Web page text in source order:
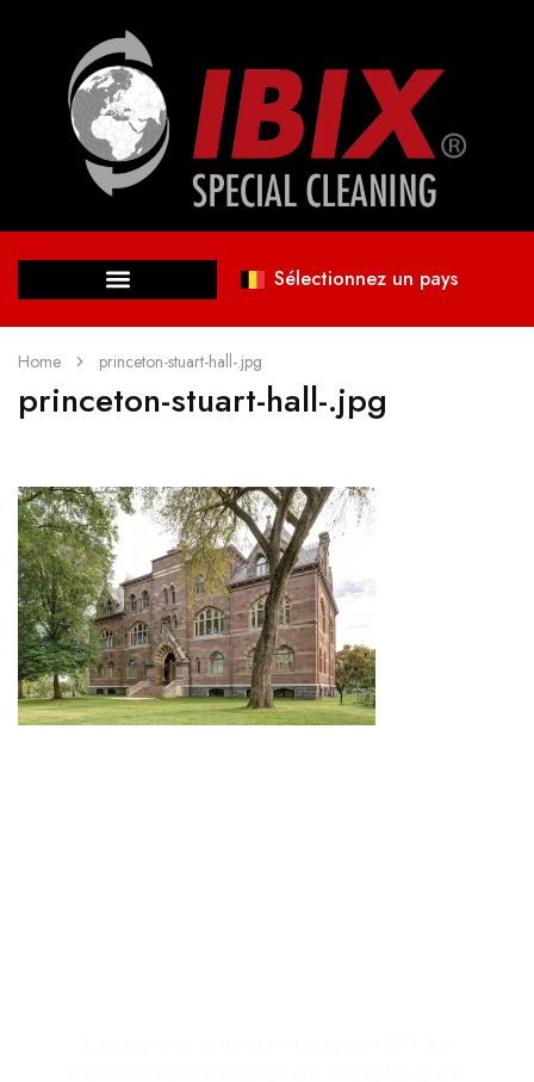
Sélectionnez un pays
Home princeton-stuart-hall-.jpg
princeton-stuart-hall-.jpg